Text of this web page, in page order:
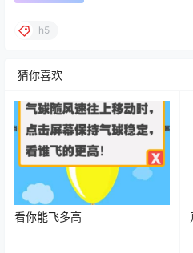
h5
猜你喜欢
看你能飞多高